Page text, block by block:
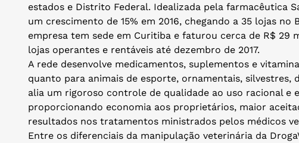
estados e Distrito Federal. Idealizada pela farmacêutica
um crescimento de 15% em 2016, chegando a 35 lojas no
empresa tem sede em Curitiba e faturou cerca de R$ 29
lojas operantes e rentáveis até dezembro de 2017.
A rede desenvolve medicamentos, suplementos e
quanto para animais de esporte, ornamentais, silvestres,
alia um rigoroso controle de qualidade ao uso racional e
proporcionando economia aos proprietários, maior
resultados nos tratamentos ministrados pelos médicos
Entre os diferenciais da manipulação veterinária da